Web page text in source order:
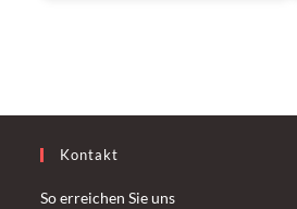
Kontakt
So erreichen Sie uns